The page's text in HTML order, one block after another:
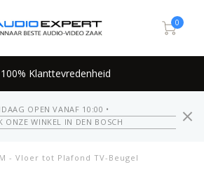
0
100% Klanttevredenheid
OPEN VANAF 10:00 •
ONZE WINKEL IN DEN BOSCH
- Vloer tot Plafond TV-Beugel